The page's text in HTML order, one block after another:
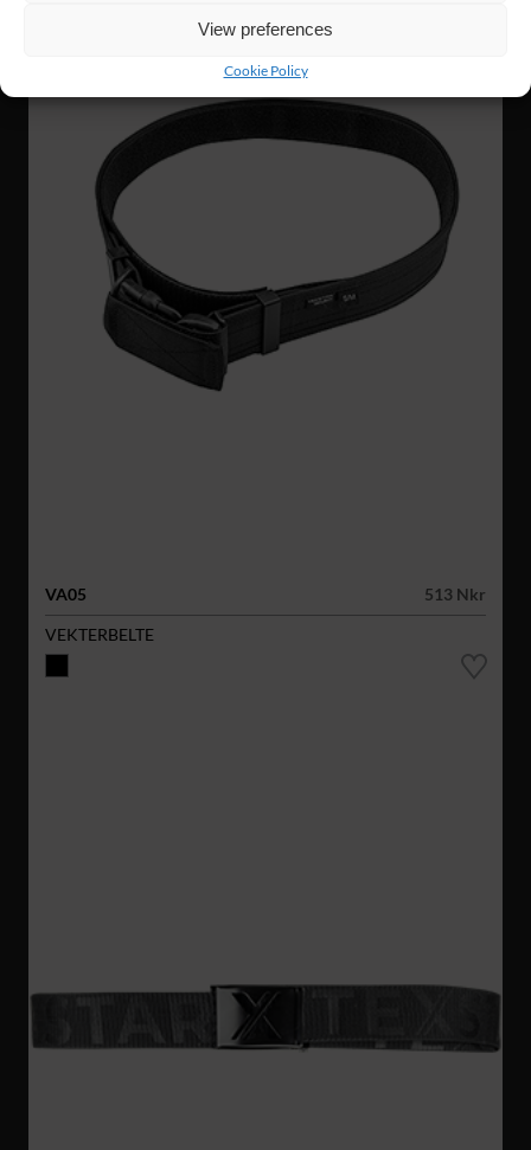
View preferences
Cookie Policy
VA05
513 Nkr
VEKTERBELTE